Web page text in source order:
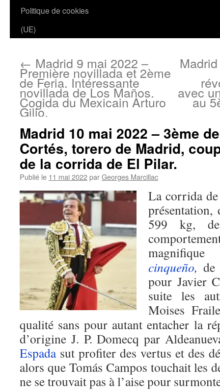
contenu
Politique de cookies
(UE)
← Madrid 9 mai 2022 –
Première novillada et 2ème
de Feria. Intéressante
novillada de Los Maños.
Cogida du Mexicain Arturo
Gilio.
avec
au
Madrid 10 mai 2022 – 3ème
Cortés, torero de Madrid,
de la corrida de El Pilar.
Publié le 11 mai 2022parGeorges Marcillac
La corrida
599 kg,
cinqueño,
pour Javier
suite les
Moises
qualité sans pour autant entacher la
d’origine J. P. Domecq par
Espadasut profiter des vertus et des
alors que Tomás Campos touchait les
ne se trouvait pas à l’aise pour